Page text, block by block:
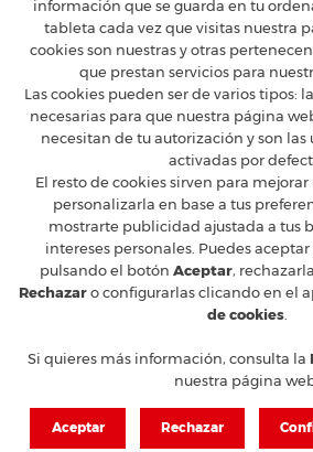
FERRARI CLUB
Calle Constancia 41, entreplanta
T+34 91 5754160M
HLunes a jueves de 9:00 a 17:30h,
CLUB FERRARI
EN LAS REDES
FERRARI OFICIAL
MUNDO FERRARI
© 2026 Ferrari Club
Aviso legal y protección de Datos
Política de
Responsable Web y Comunicación Fede
información que se guarda en tu
tableta cada vez que visitas nuestra
cookies son nuestras y otras
que prestan servicios para
Las cookies pueden ser de varios tipos:
necesarias para que nuestra página
necesitan de tu autorización y son las
activadas por
El resto de cookies sirven para
personalizarla en base a tus
mostrarte publicidad ajustada a tus
intereses personales. Puedes
pulsando el botón Aceptar,
Rechazaro configurarlas clicando en el
de cookies.
Si quieres más información, consulta la
nuestra página
Aceptar Rechazar